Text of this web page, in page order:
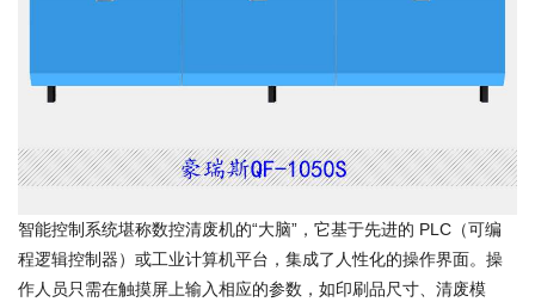
智能控制系统堪称数控清废机的“大脑”，它基于先进的 PLC（可编
程逻辑控制器）或工业计算机平台，集成了人性化的操作界面。操
作人员只需在触摸屏上输入相应的参数，如印刷品尺寸、清废模